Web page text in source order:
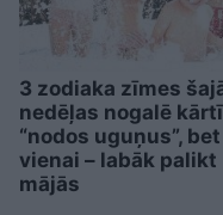
3 zodiaka zīmes
nedēļas nogalē
“nodos uguņus”, bet
vienai – labāk palikt
mājās